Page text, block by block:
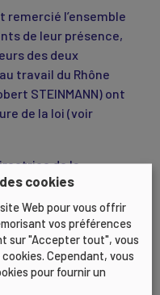
remercié l’ensemble
de leur présence,
des deux
travail du Rhône
STEINMANN) ont
de la loi (voir
de la
livrée à une
loi, insistant sur
pour éviter toute
la santé au travail
sans alourdir à
les entreprises.
cookies
Web pour vous offrir
vos préférences
sur "Accepter tout", vous
Cependant, vous
pour fournir un